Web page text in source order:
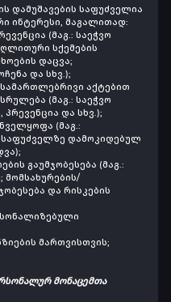
დამუშავების საფუძველია
ინტერესი, მაგალითად:
(მაგ.: საეჭვო
სქემების
დაცვა;
და სხვ.);
აქტებით
(მაგ.: საეჭვო
და სხვ.);
(მაგ.:
დამოკიდებულ
გაუმჯობესება (მაგ.:
მომსახურების/
და რისკების
მართვისთვის;
მონაცემთა